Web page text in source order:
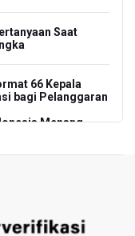
Saat
66 Kepala
bagi Pelanggaran
Menang
Gagal Tembus